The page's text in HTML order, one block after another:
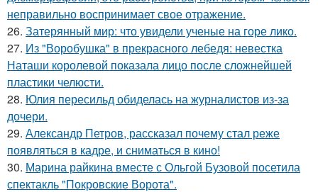
неправильно воспринимает свое отражение.
26. Затерянный мир: что увидели ученые на горе лико.
27. Из "Воробушка" в прекрасного лебедя: невестка
Наташи королевой показала лицо после сложнейшей
пластики челюсти.
28. Юлия пересильд обиделась на журналистов из-за
дочери.
29. Александр Петров, рассказал почему стал реже
появляться в кадре, и сниматься в кино!
30. Марина райкина вместе с Ольгой Бузовой посетила
спектакль "Покровские Ворота".